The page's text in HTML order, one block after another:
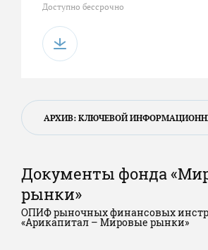
Доступно бессрочно
АРХИВ: КЛЮЧЕВОЙ
Документы фонда
рынки»
ОПИФ рыночных финансовых
«Арикапитал – Мировые рынки»